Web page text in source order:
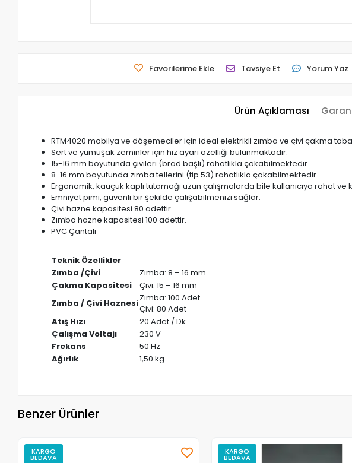
Favorilerime Ekle Tavsiye Et Yorum Yaz
Ürün Açıklaması
RTM4020 mobilya ve döşemeciler için ideal elektrikli zımba ve çivi çakma
Sert ve yumuşak zeminler için hız ayarı özelliği bulunmaktadır.
15-16 mm boyutunda çivileri (brad başlı) rahatlıkla çakabilmektedir.
8-16 mm boyutunda zımba tellerini (tip 53) rahatlıkla çakabilmektedir.
Ergonomik, kauçuk kaplı tutamağı uzun çalışmalarda bile kullanıcıya rahat ve
Emniyet pimi, güvenli bir şekilde çalışabilmenizi sağlar.
Çivi hazne kapasitesi 80 adettir.
Zımba hazne kapasitesi 100 adettir.
PVC Çantalı
Teknik Özellikler
Zımba /Çivi
Zımba: 8 – 16 mm
Çakma Kapasitesi
Çivi: 15 – 16 mm
Zımba / Çivi HaznesiZımba: 100 Adet
Çivi: 80 Adet
Atış Hızı
20 Adet / Dk.
Çalışma Voltajı
230 V
Frekans
50 Hz
Ağırlık
1,50 kg
Benzer Ürünler
KARGO
BEDAVA
KARGO
BEDAVA